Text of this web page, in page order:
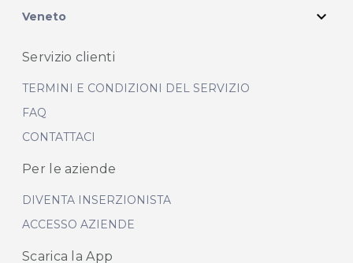
Veneto expand_more
Servizio clienti
TERMINI E CONDIZIONI DEL SERVIZIO
FAQ
CONTATTACI
Per le aziende
DIVENTA INSERZIONISTA
ACCESSO AZIENDE
Scarica la App